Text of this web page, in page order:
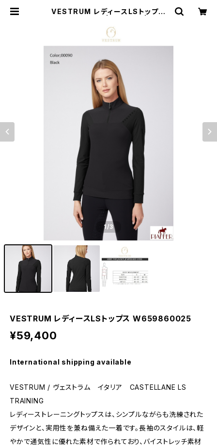
VESTRUM レディースLSトップス
フェ 公式オンラインショップ | 通販
1/3
VESTRUM レディースLSトップス W659860025
¥59,400
International shipping available
VESTRUM / ヴェストラム イタリア CASTELLANE LS
TRAINING
レディーストレーニングトップスは、シンプルながらも洗練された
デザインと、実用性を兼ね備えた一着です。長袖のスタイルは、軽
やかで通気性に優れた素材で作られており、バイストレッチ素材